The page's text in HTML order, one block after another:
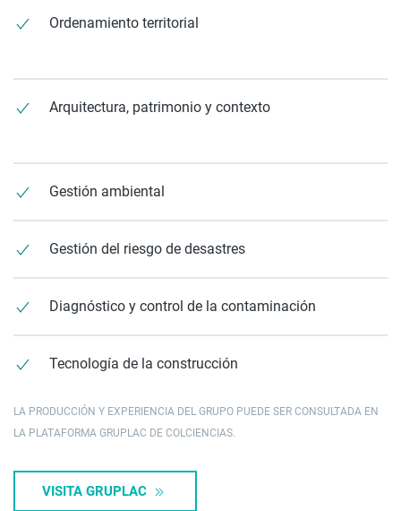
Ordenamiento territorial
Arquitectura, patrimonio y contexto
Gestión ambiental
Gestión del riesgo de desastres
Diagnóstico y control de la contaminación
Tecnología de la construcción
LA PRODUCCIÓN Y EXPERIENCIA DEL GRUPO PUEDE SER CONSULTADA EN
LA PLATAFORMA GRUPLAC DE COLCIENCIAS.
VISITA GRUPLAC